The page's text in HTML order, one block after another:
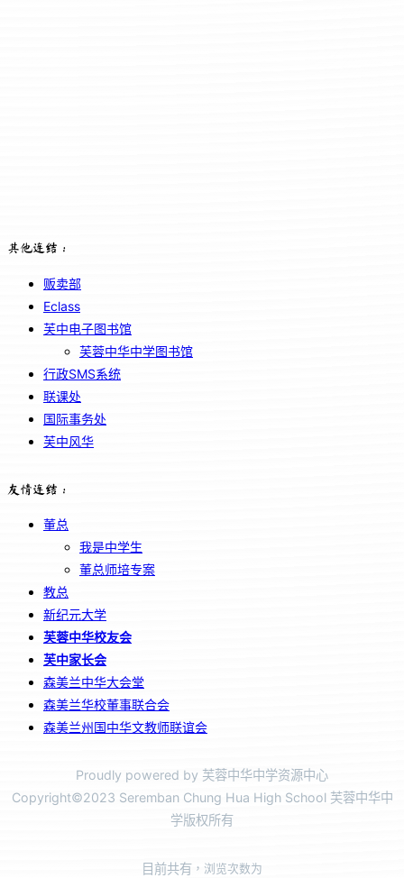
其他连结：
贩卖部
Eclass
芙中电子图书馆
芙蓉中华中学图书馆
行政SMS系统
联课处
国际事务处
芙中风华
友情连结：
董总
我是中学生
董总师培专案
教总
新纪元大学
芙蓉中华校友会
芙中家长会
森美兰中华大会堂
森美兰华校董事联合会
森美兰州国中华文教师联谊会
Proudly powered by 芙蓉中华中学资源中心
Copyright©2023 Seremban Chung Hua High School 芙蓉中华中
学版权所有
目前共有 ，浏览次数为